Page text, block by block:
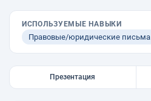
ИСПОЛЬЗУЕМЫЕ НАВЫКИ
Правовые/юридические письма
Презентация